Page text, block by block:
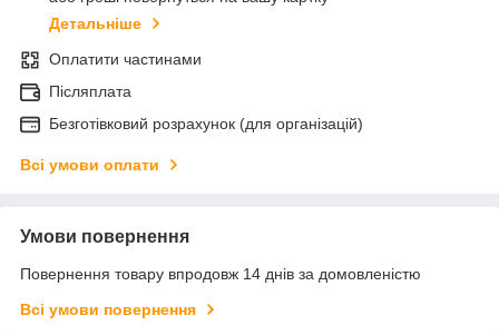
Детальніше
Оплатити частинами
Післяплата
Безготівковий розрахунок (для організацій)
Всі умови оплати
Умови повернення
Повернення товару впродовж 14 днів за домовленістю
Всі умови повернення